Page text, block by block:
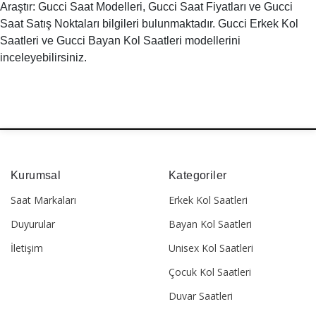
Araştır: Gucci Saat Modelleri, Gucci Saat Fiyatları ve Gucci
Saat Satış Noktaları bilgileri bulunmaktadır. Gucci Erkek Kol
Saatleri ve Gucci Bayan Kol Saatleri modellerini
inceleyebilirsiniz.
Kurumsal
Saat Markaları
Duyurular
İletişim
Kategoriler
Erkek Kol Saatleri
Bayan Kol Saatleri
Unisex Kol Saatleri
Çocuk Kol Saatleri
Duvar Saatleri